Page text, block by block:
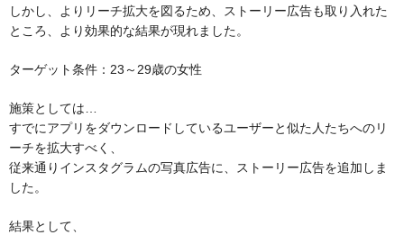
しかし、よりリーチ拡大を図るため、ストーリー広告も取り入れた
ところ、より効果的な結果が現れました。
ターゲット条件：23～29歳の女性
施策としては…
すでにアプリをダウンロードしているユーザーと似た人たちへのリ
ーチを拡大すべく、
従来通りインスタグラムの写真広告に、ストーリー広告を追加しま
した。
結果として、